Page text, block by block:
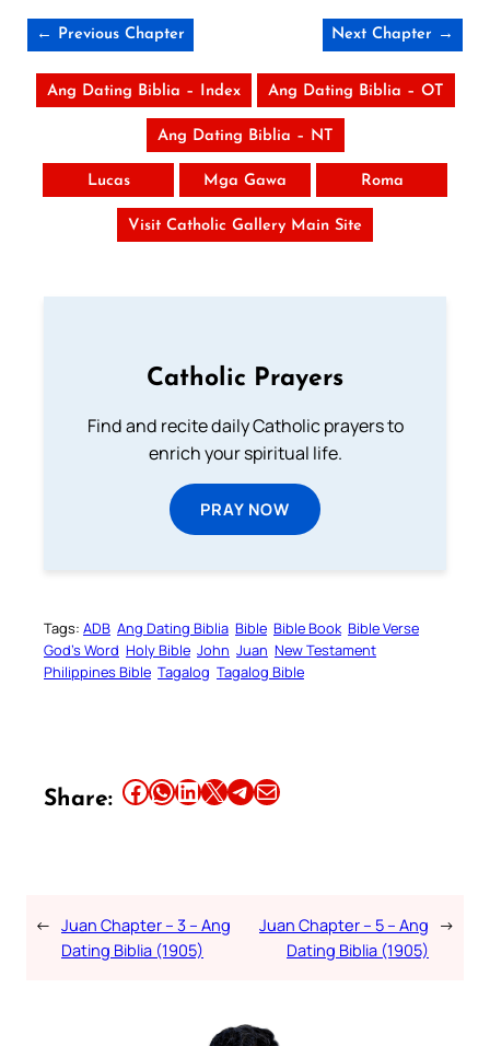
← Previous Chapter Next Chapter →
Ang Dating Biblia – Index Ang Dating Biblia – OT
Ang Dating Biblia – NT
Lucas Mga Gawa Roma
Visit Catholic Gallery Main Site
Catholic Prayers
Find and recite daily Catholic prayers to
enrich your spiritual life.
PRAY NOW
Tags: ADB Ang Dating Biblia Bible Bible Book Bible Verse
God’s Word Holy Bible John Juan New Testament
Philippines Bible Tagalog Tagalog Bible
Share: Share this article on Facebook Share this article on WhatsApp Share this article on LinkedIn Share this article on X Share this article on TelegramEmail this Article
← Juan Chapter – 3 – Ang
Dating Biblia (1905)
Juan Chapter – 5 – Ang
Dating Biblia (1905)
→